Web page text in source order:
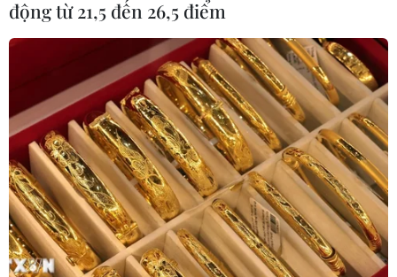
Hà Nội kiên quyết xử lý vi phạm tại
hồ Đồng Đò
08/08/2026 03:29
Masterise Homes đồng hành cùng
khách hàng trên toàn quốc với giải
pháp tài chính ưu việt
07/08/2026 08:39
động từ 21,5 đến 26,5 điểm